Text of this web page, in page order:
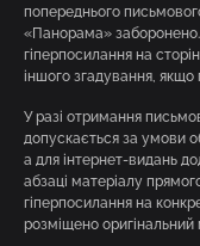
попереднього
«Панорама» заборонено.
гіперпосилання на
іншого згадування, якщо
У разі отримання
допускається за умови
а для інтернет-видань
абзаці матеріалу
гіперпосилання на
розміщено оригінальний